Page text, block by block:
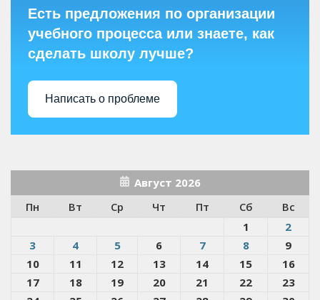
Есть предложения по организации
учебного процесса или знаете, как
сделать школу лучше?
Написать о проблеме
Август 2026
Пн
Вт Ср Чт Пт Сб
Вс
1
2
3
4 5 6 7 8
9
10
11 12 13 14 15
16
17
18 19 20 21 22
23